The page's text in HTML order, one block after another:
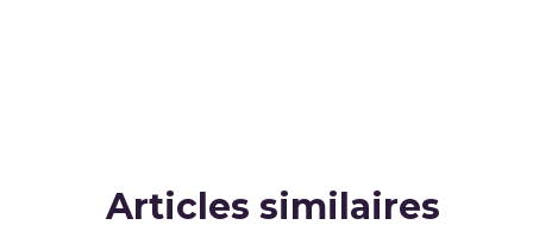
Articles similaires